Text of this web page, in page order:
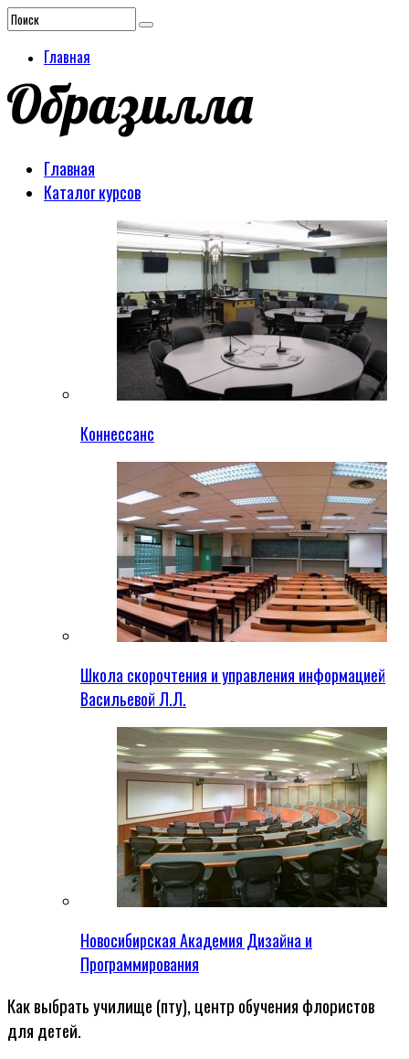
Главная
Главная
Каталог курсов
Коннессанс
Школа скорочтения и управления информацией
Васильевой Л.Л.
Новосибирская Академия Дизайна и
Программирования
Как выбрать училище (пту), центр обучения флористов
для детей.